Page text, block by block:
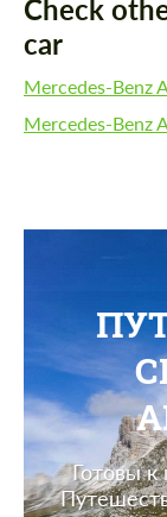
Check
car
Mercedes-Benz
Mercedes-Benz
Готовы к